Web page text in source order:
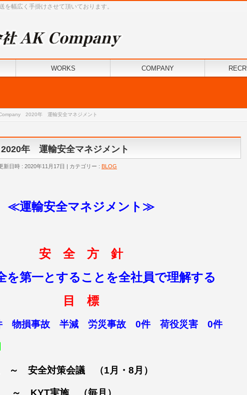
を幅広く手掛けさせて頂いております。
WORKS COMPANY
2020年 運輸安全マネジメント
年 運輸安全マネジメント
新日時 : 2020年11月17日 カテゴリー : BLOG
≪運輸安全マネジメント≫
安 全 方 針
を第一とすることを全社員で理解する
目 標
物損事故 半減 労災事故 0件 荷役災害 0件
～ 安全対策会議 （1月・8月）
KYT実施 （毎月）